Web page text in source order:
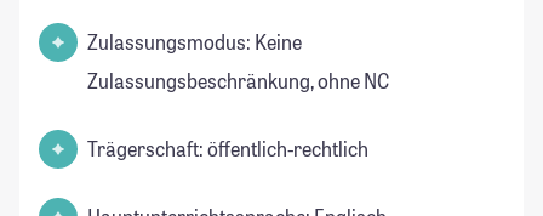
Zulassungsmodus: Keine
Zulassungsbeschränkung, ohne NC
Trägerschaft: öffentlich-rechtlich